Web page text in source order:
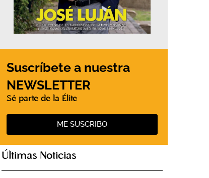
Suscríbete a nuestra
NEWSLETTER
Sé parte de la Élite
ME SUSCRIBO
Últimas Noticias